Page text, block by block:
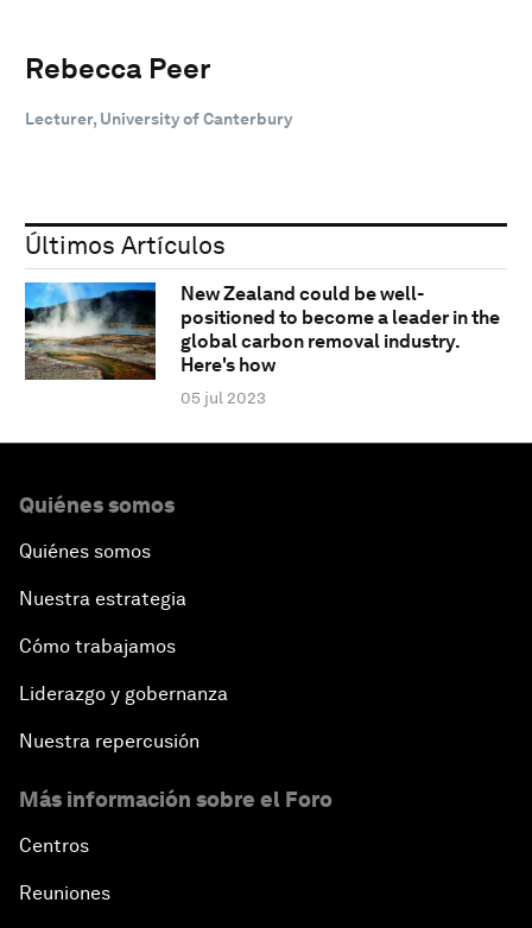
Rebecca Peer
Lecturer, University of Canterbury
Últimos Artículos
New Zealand could be well-
positioned to become a leader in the
global carbon removal industry.
Here's how
05 jul 2023
Quiénes somos
Quiénes somos
Nuestra estrategia
Cómo trabajamos
Liderazgo y gobernanza
Nuestra repercusión
Más información sobre el Foro
Centros
Reuniones